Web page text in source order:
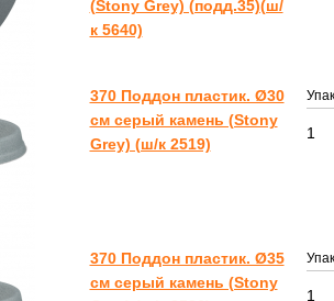
(Stony Grey) (подд.35)(ш/
к 5640)
370 Поддон пластик. Ø30
см серый камень (Stony
Grey) (ш/к 2519)
1
370 Поддон пластик. Ø35
см серый камень (Stony
1